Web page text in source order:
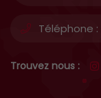
Téléphone :
Trouvez nous :